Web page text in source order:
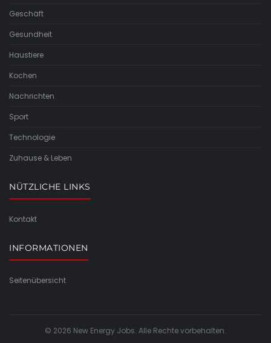
Geschäft
Gesundheit
Haustiere
Kochen
Nachrichten
Sport
Technologie
Zuhause & Leben
NÜTZLICHE LINKS
Kontakt
INFORMATIONEN
Seitenübersicht
© 2026 New Energy Jobs. Alle Rechte vorbehalten.